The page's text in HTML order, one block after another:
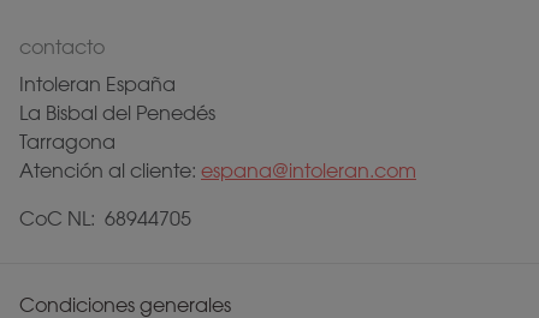
contacto
Intoleran España
La Bisbal del Penedés
Tarragona
Atención al cliente: espana@intoleran.com
CoC NL: 68944705
Condiciones generales